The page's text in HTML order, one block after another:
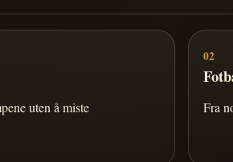
uten å miste
02
Fra